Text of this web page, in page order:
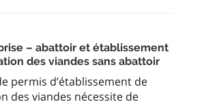
– abattoir et établissement
des viandes sans abattoir
permis d’établissement de
des viandes nécessite de